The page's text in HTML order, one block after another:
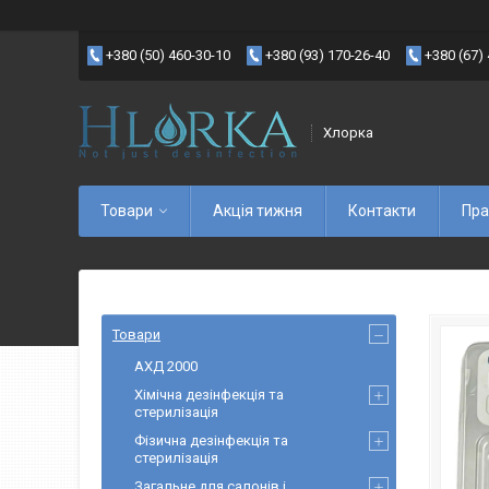
+380 (50) 460-30-10 +380 (93) 170-26-40 +380 (67)
Хлорка
Товари Акція тижня Контакти
Товари
АХД 2000
Хімічна дезінфекція та
стерилізація
Фізична дезінфекція та
стерилізація